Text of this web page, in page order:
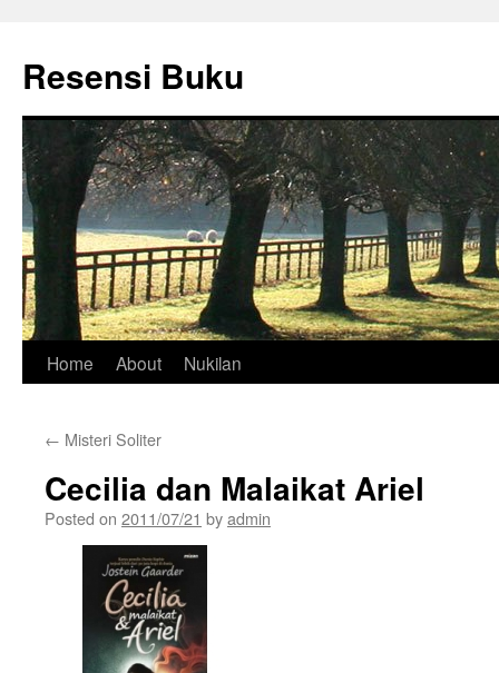
content
Resensi Buku
Home About Nukilan
← Misteri Soliter
Cecilia dan Malaikat Ariel
Posted on 2011/07/21 byadmin